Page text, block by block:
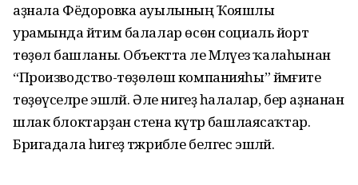
аҙнала Фёдоровка ауылының Ҡояшлы
урамында йәтим балалар өсөн социаль йорт
төҙөлә башланы. Объектта әле Мәләүез ҡалаһынан
“Производство-төҙөлөш компанияһы” йәмғиәте
төҙөүселәре эшләй. Әле нигеҙ һалалар, бер аҙнанан
шлак блоктарҙан стена күтәрә башлаясаҡтар.
Бригадала һигеҙ тәжрибәле белгес эшләй.